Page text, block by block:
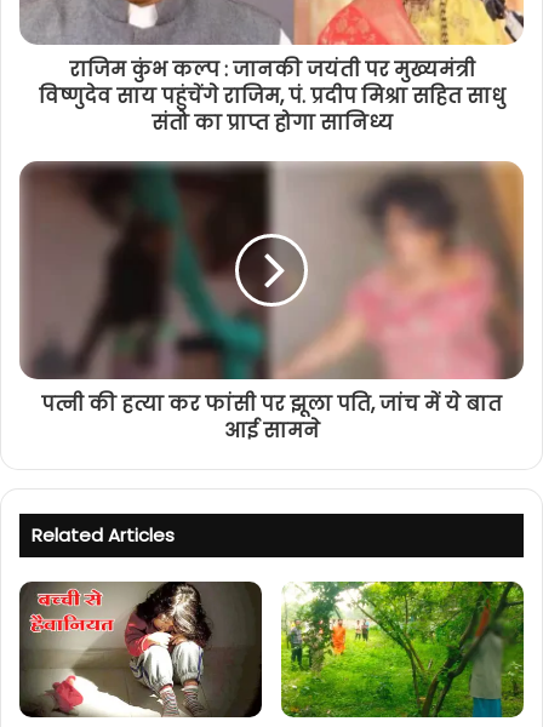
राजिम कुंभ कल्प : जानकी जयंती पर मुख्यमंत्री
विष्णुदेव साय पहुंचेंगे राजिम, पं. प्रदीप मिश्रा सहित साधु
संतो का प्राप्त होगा सानिध्य
पत्नी की हत्या कर फांसी पर झूला पति, जांच में ये बात
आई सामने
Related Articles